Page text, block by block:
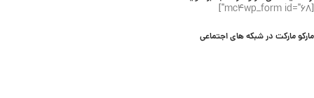
[mc4wp_form id="68"]
مارکو مارکت در شبکه های اجتماعی